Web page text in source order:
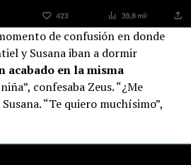
de confusión en donde
y Susana iban a dormir
acabado en la misma
confesaba Zeus. “¿Me
“Te quiero muchísimo”,